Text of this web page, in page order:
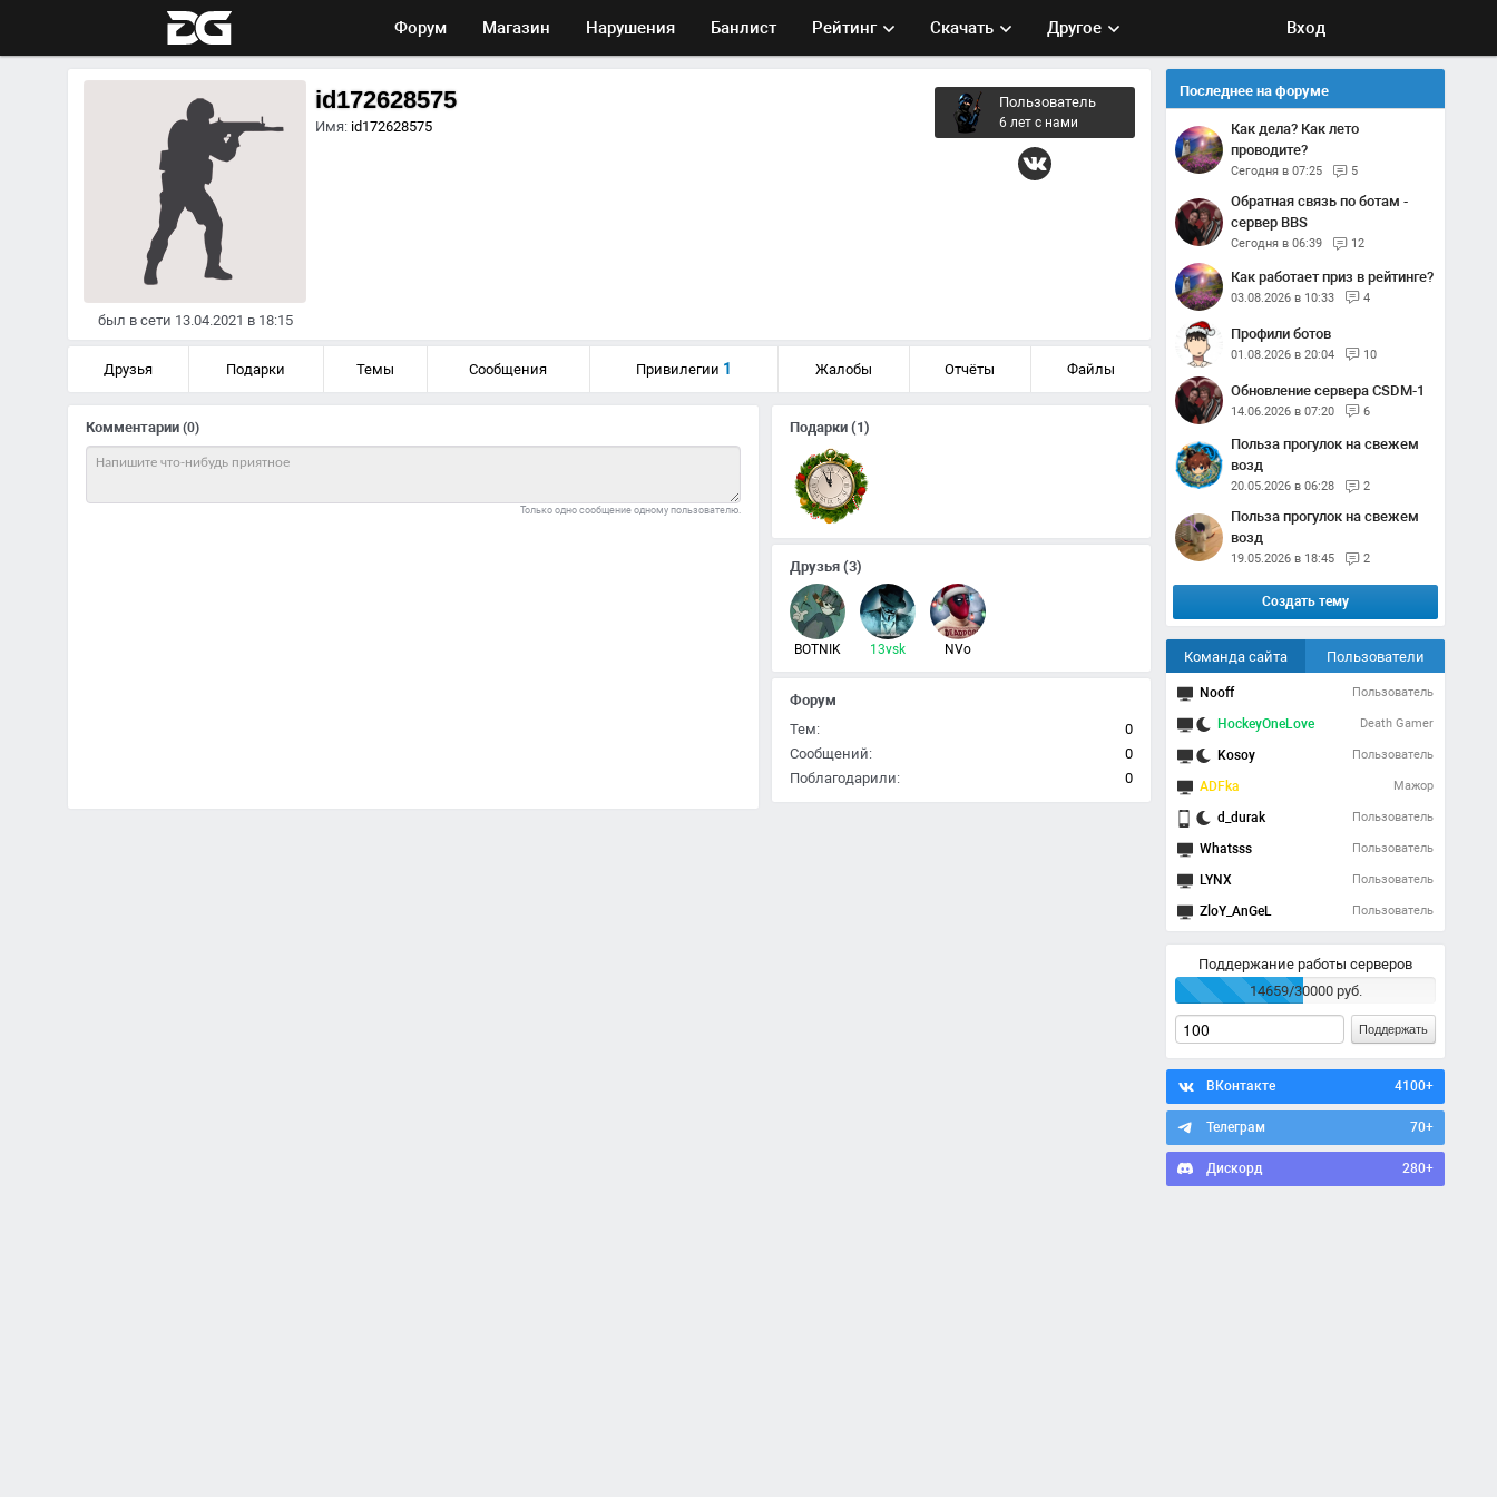
Форум Магазин Нарушения Банлист Рейтинг Скачать Другое Вход
был в сети 13.04.2021 в 18:15
id172628575
Имя: id172628575
Пользователь
6 лет с нами
Друзья Подарки Темы Сообщения Привилегии 1 Жалобы Отчёты Файлы
Комментарии (0)
Только одно сообщение одному пользователю.
Подарки (1)
Друзья (3)
BOTNIK 13vsk NVo
Форум
Тем:
0
Сообщений:
0
Поблагодарили:
0
Последнее на форуме
Как дела? Как лето
проводите?
Сегодня в 07:25 5
Обратная связь по ботам -
сервер BBS
Сегодня в 06:39 12
Как работает приз в рейтинге?
03.08.2026 в 10:33 4
Профили ботов
01.08.2026 в 20:04 10
Обновление сервера CSDM-1
14.06.2026 в 07:20 6
Польза прогулок на свежем
возд
20.05.2026 в 06:28 2
Польза прогулок на свежем
возд
19.05.2026 в 18:45 2
Создать тему
Команда сайта Пользователи
Nooff Пользователь
HockeyOneLove Death Gamer
Kosoy Пользователь
ADFka Мажор
d_durak Пользователь
Whatsss Пользователь
LYNX Пользователь
ZloY_AnGeL Пользователь
Поддержание работы серверов
14659/30000 руб.
Поддержать
ВКонтакте 4100+
Телеграм 70+
Дискорд 280+